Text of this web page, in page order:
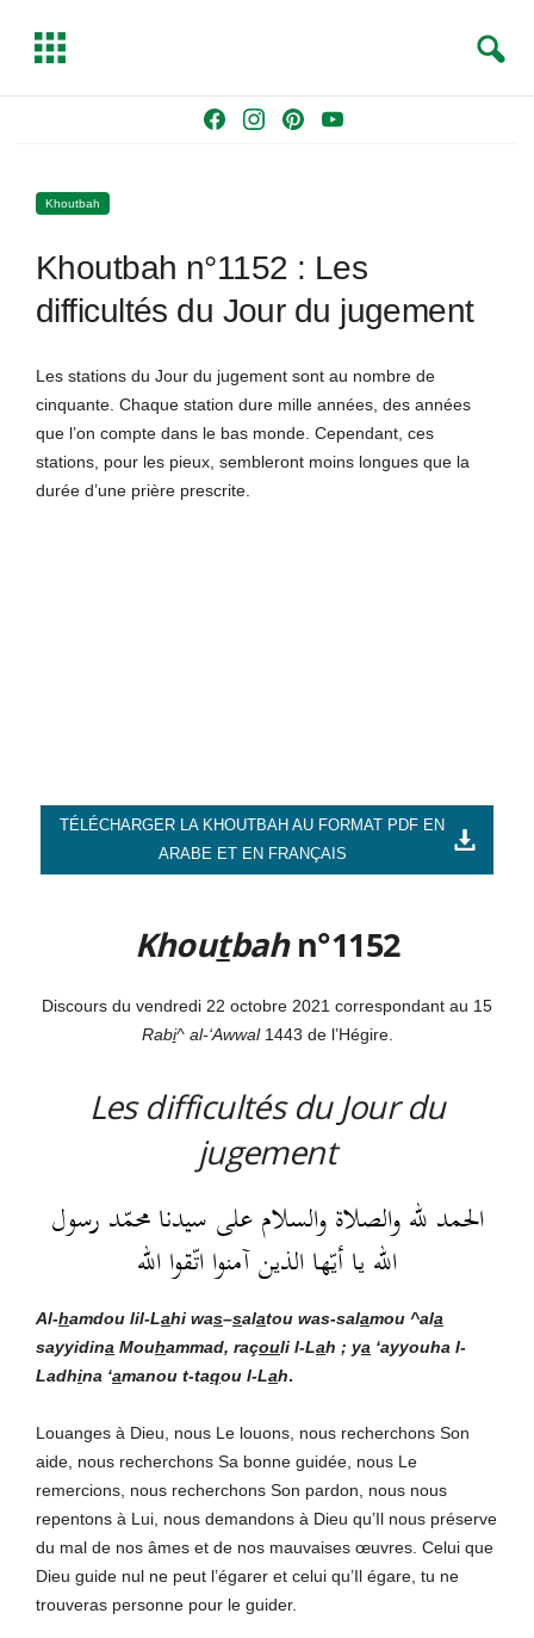
o
k
g
a
s
Y
b
T
g
e
a
Khoutbah
Khoutbah n°1152 : Les
difficultés du Jour du jugement
Les stations du Jour du jugement sont au nombre de
cinquante. Chaque station dure mille années, des années
que l’on compte dans le bas monde. Cependant, ces
stations, pour les pieux, sembleront moins longues que la
durée d’une prière prescrite.
TÉLÉCHARGER LA KHOUTBAH AU FORMAT PDF EN
ARABE ET EN FRANÇAIS
Khoutbahn°1152
Discours du vendredi 22 octobre 2021 correspondant au 15
Rabi^ al-‘Awwal1443 de l’Hégire.
Les difficultés du Jour du
jugement
الحمد لله والصلاة والسلام على سيدنا محمّد رسول
الله يا أيّها الذين آمنوا اتّقوا الله
Al-hamdou lil-Lahi was–salatou was-salamou ^ala
sayyidina Mouhammad, raçouli l-Lah ; ya ‘ayyouha l-
Ladhina ‘amanou t-taqou l-Lah.
Louanges à Dieu, nous Le louons, nous recherchons Son
aide, nous recherchons Sa bonne guidée, nous Le
remercions, nous recherchons Son pardon, nous nous
repentons à Lui, nous demandons à Dieu qu’Il nous préserve
du mal de nos âmes et de nos mauvaises œuvres. Celui que
Dieu guide nul ne peut l’égarer et celui qu’Il égare, tu ne
trouveras personne pour le guider.